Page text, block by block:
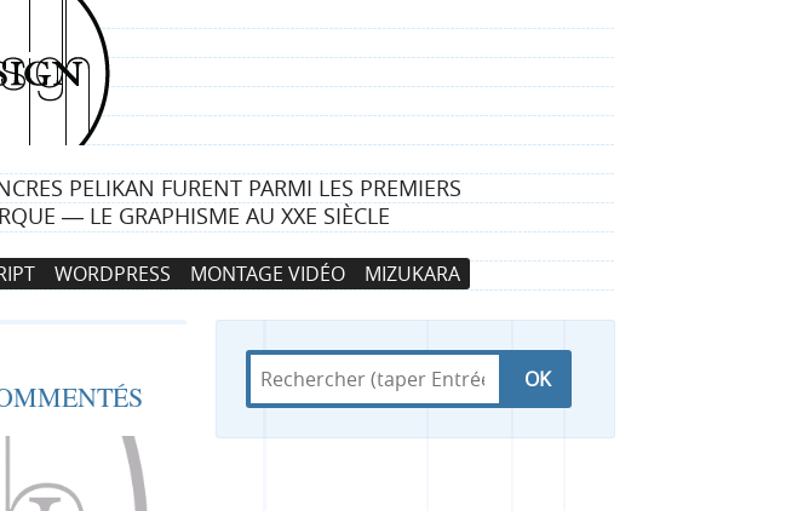
4
d
e
s
i
PELIKAN FURENT PARMI LES PREMIERS
― LE GRAPHISME AU XXE SIÈCLE
WORDPRESS MONTAGE VIDÉO MIZUKARA
R
e
R
d